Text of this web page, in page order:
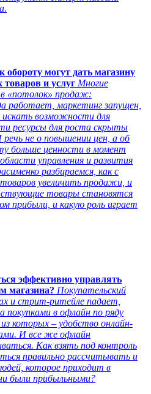
обороту могут дать магазину
и услуг Многие
в «потолок» продаж:
работает, маркетинг запущен,
возможности для
ресурсы для роста скрыты
речь не о повышении цен, а об
больше ценности в момент
управления и развития
разбираемся, как с
увеличить продажи, и
товары становятся
прибыли, и какую роль играет
эффективно управлять
магазина? Покупательский
и стрит-ритейле падает,
в офлайн по ряду
которых – удобство онлайн-
И все же офлайн
Как взять под контроль
правильно рассчитывать и
которое приходит в
были прибыльными?